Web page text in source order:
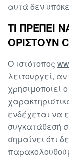
αυτά δεν
ΤΙ ΠΡΈΠΕΙ
ΟΡΙΣΤΟΎΝ
Ο ιστότοπος
λειτουργεί,
χρησιμοποιεί
ενδέχεται να
συγκατάθεσή
σημαίνει ότι